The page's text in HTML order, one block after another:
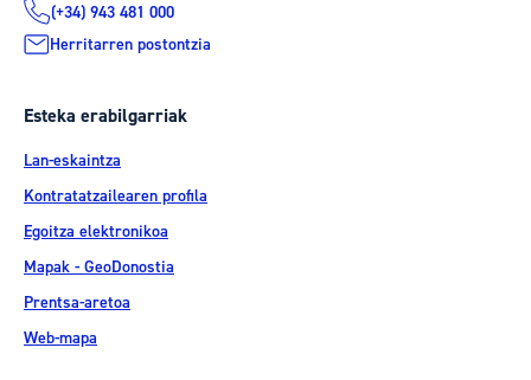
(+34) 943 481 000
Herritarren postontzia
Esteka erabilgarriak
Lan-eskaintza
Kontratatzailearen profila
Egoitza elektronikoa
Mapak - GeoDonostia
Prentsa-aretoa
Web-mapa